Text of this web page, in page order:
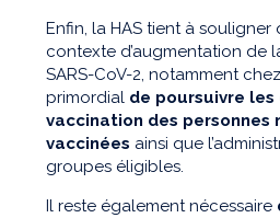
Enfin, la HAS tient à souligner
contexte d’augmentation de
SARS-CoV-2, notamment
primordial de poursuivre
vaccination des personnes
vaccinées ainsi que
groupes éligibles.
Il reste également nécessaire